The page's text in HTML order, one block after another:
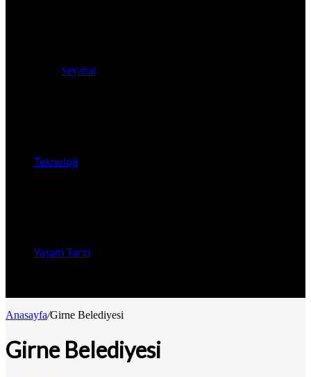
Seyahat
Teknoloji
Yaşam Tarzı
Anasayfa/Girne Belediyesi
Girne Belediyesi